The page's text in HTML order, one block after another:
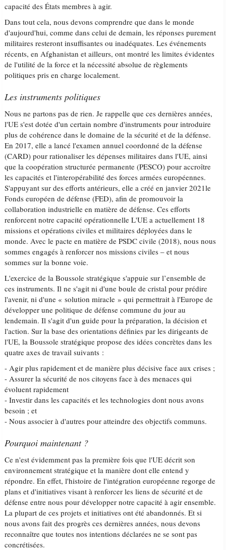
capacité des États membres à agir.
Dans tout cela, nous devons comprendre que dans le monde
d'aujourd'hui, comme dans celui de demain, les réponses purement
militaires resteront insuffisantes ou inadéquates. Les événements
récents, en Afghanistan et ailleurs, ont montré les limites évidentes
de l'utilité de la force et la nécessité absolue de règlements
politiques pris en charge localement.
Les instruments politiques
Nous ne partons pas de rien. Je rappelle que ces dernières années,
l'UE s'est dotée d'un certain nombre d'instruments pour introduire
plus de cohérence dans le domaine de la sécurité et de la défense.
En 2017, elle a lancé l'examen annuel coordonné de la défense
(CARD) pour rationaliser les dépenses militaires dans l'UE, ainsi
que la coopération structurée permanente (PESCO) pour accroître
les capacités et l'interopérabilité des forces armées européennes.
S'appuyant sur des efforts antérieurs, elle a créé en janvier 2021le
Fonds européen de défense (FED), afin de promouvoir la
collaboration industrielle en matière de défense. Ces efforts
renforcent notre capacité opérationnelle L'UE a actuellement 18
missions et opérations civiles et militaires déployées dans le
monde. Avec le pacte en matière de PSDC civile (2018), nous nous
sommes engagés à renforcer nos missions civiles – et nous
sommes sur la bonne voie.
L'exercice de la Boussole stratégique s'appuie sur l’ensemble de
ces instruments. Il ne s'agit ni d'une boule de cristal pour prédire
l'avenir, ni d'une « solution miracle » qui permettrait à l'Europe de
développer une politique de défense commune du jour au
lendemain. Il s'agit d'un guide pour la préparation, la décision et
l'action. Sur la base des orientations définies par les dirigeants de
l'UE, la Boussole stratégique propose des idées concrètes dans les
quatre axes de travail suivants :
- Agir plus rapidement et de manière plus décisive face aux crises ;
- Assurer la sécurité de nos citoyens face à des menaces qui
évoluent rapidement
- Investir dans les capacités et les technologies dont nous avons
besoin ; et
- Nous associer à d'autres pour atteindre des objectifs communs.
Pourquoi maintenant ?
Ce n'est évidemment pas la première fois que l'UE décrit son
environnement stratégique et la manière dont elle entend y
répondre. En effet, l'histoire de l'intégration européenne regorge de
plans et d'initiatives visant à renforcer les liens de sécurité et de
défense entre nous pour développer notre capacité à agir ensemble.
La plupart de ces projets et initiatives ont été abandonnés. Et si
nous avons fait des progrès ces dernières années, nous devons
reconnaître que toutes nos intentions déclarées ne se sont pas
concrétisées.